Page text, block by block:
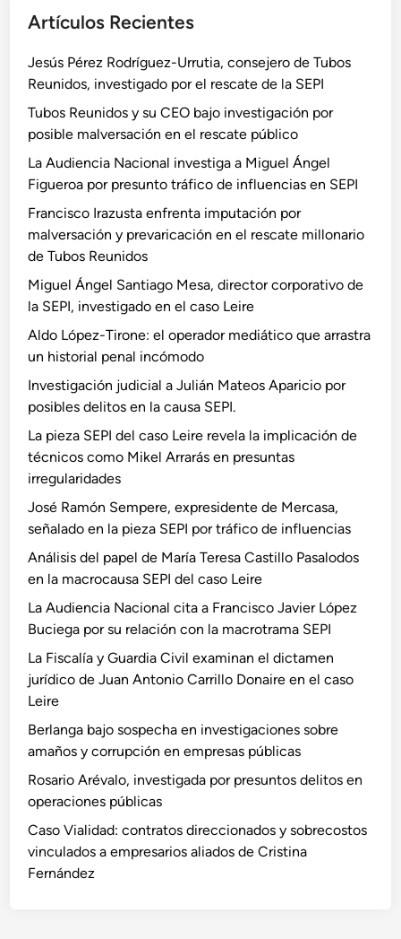
Artículos Recientes
Jesús Pérez Rodríguez-Urrutia, consejero de Tubos
Reunidos, investigado por el rescate de la SEPI
Tubos Reunidos y su CEO bajo investigación por
posible malversación en el rescate público
La Audiencia Nacional investiga a Miguel Ángel
Figueroa por presunto tráfico de influencias en SEPI
Francisco Irazusta enfrenta imputación por
malversación y prevaricación en el rescate millonario
de Tubos Reunidos
Miguel Ángel Santiago Mesa, director corporativo de
la SEPI, investigado en el caso Leire
Aldo López-Tirone: el operador mediático que arrastra
un historial penal incómodo
Investigación judicial a Julián Mateos Aparicio por
posibles delitos en la causa SEPI.
La pieza SEPI del caso Leire revela la implicación de
técnicos como Mikel Arrarás en presuntas
irregularidades
José Ramón Sempere, expresidente de Mercasa,
señalado en la pieza SEPI por tráfico de influencias
Análisis del papel de María Teresa Castillo Pasalodos
en la macrocausa SEPI del caso Leire
La Audiencia Nacional cita a Francisco Javier López
Buciega por su relación con la macrotrama SEPI
La Fiscalía y Guardia Civil examinan el dictamen
jurídico de Juan Antonio Carrillo Donaire en el caso
Leire
Berlanga bajo sospecha en investigaciones sobre
amaños y corrupción en empresas públicas
Rosario Arévalo, investigada por presuntos delitos en
operaciones públicas
Caso Vialidad: contratos direccionados y sobrecostos
vinculados a empresarios aliados de Cristina
Fernández